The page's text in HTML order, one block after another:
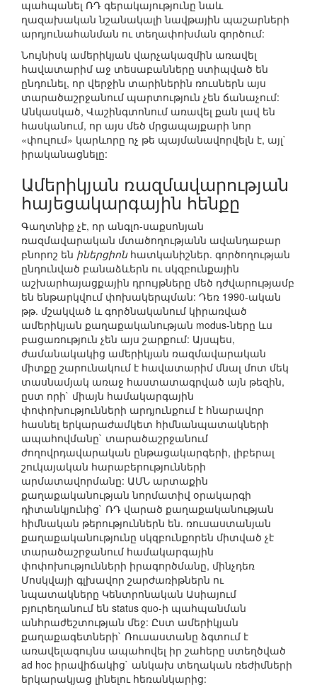
պահպանել ՌԴ գերակայությունը նաև
ղազախական նշանակալի նավթային պաշարների
արդյունահանման ու տեղափոխման գործում:
Նույնիսկ ամերիկյան վարչակազմին առավել
հավատարիմ աջ տեսաբանները ստիպված են
ընդունել, որ վերջին տարիներին ռուսներն այս
տարածաշրջանում պարտություն չեն ճանաչում:
Անկասկած, Վաշինգտոնում առավել քան լավ են
հասկանում, որ այս մեծ մրցապայքարի նոր
«փուլում» կարևորը ոչ թե պայմանավորվելն է, այլ`
իրականացնելը:
Ամերիկյան ռազմավարության
հայեցակարգային հենքը
Գաղտնիք չէ, որ անգլո-սաքսոնյան
ռազմավարական մտածողությանն ավանդաբար
բնորոշ են իներցիոնհատկանիշներ. գործողության
ընդունված բանաձևերն ու սկզբունքային
աշխարհայացքային դրույթները մեծ դժվարությամբ
են ենթարկվում փոխակերպման: Դեռ 1990-ական
թթ. մշակված և գործնականում կիրառված
ամերիկյան քաղաքականության modus-ները ևս
բացառություն չեն այս շարքում: Այսպես,
ժամանակակից ամերիկյան ռազմավարական
միտքը շարունակում է հավատարիմ մնալ մոտ մեկ
տասնամյակ առաջ հաստատագրված այն թեզին,
ըստ որի` միայն համակարգային
փոփոխությունների արդյունքում է հնարավոր
հասնել երկարաժամկետ հիմնանպատակների
ապահովմանը` տարածաշրջանում
ժողովրդավարական ընթացակարգերի, լիբերալ
շուկայական հարաբերությունների
արմատավորմանը: ԱՄՆ արտաքին
քաղաքականության նորմատիվ օրակարգի
դիտանկյունից` ՌԴ վարած քաղաքականության
հիմնական թերություններն են. ռուսաստանյան
քաղաքականությունը սկզբունքորեն միտված չէ
տարածաշրջանում համակարգային
փոփոխությունների իրագործմանը, մինչդեռ
Մոսկվայի գլխավոր շարժառիթներն ու
նպատակները Կենտրոնական Ասիայում
բյուրեղանում են status quo-ի պահպանման
անհրաժեշտության մեջ: Ըստ ամերիկյան
քաղաքագետների` Ռուսաստանը ձգտում է
առավելագույնս ապահովել իր շահերը ստեղծված
ad hoc իրավիճակից` անկախ տեղական ռեժիմների
երկարակյաց լինելու հեռանկարից: